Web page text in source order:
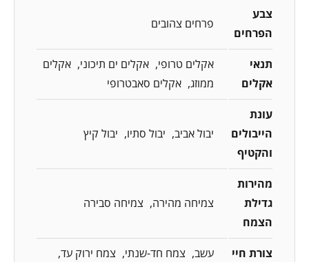
צבע
הפרחים
פרחים צהובים
תנאי
אקלים
אקלים טרופי אקלים ים תיכוני
אקלים
ממוזג אקלים סאבטרופי
עונת
הייבולים
והקטיף
יבול אביב יבול סתיו יבול קיץ
מהירות
גדילת
הצמח
צמיחה מהירה צמיחה סבירה
צורת חיי
עשב צמח חד-שנתי
צמח ירוק עד